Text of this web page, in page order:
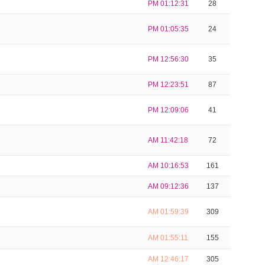
PM 01:12:31 28
PM 01:05:35 24
PM 12:56:30 35
PM 12:23:51 87
PM 12:09:06 41
AM 11:42:18 72
AM 10:16:53 161
AM 09:12:36 137
AM 01:59:39 309
AM 01:55:11 155
AM 12:46:17 305